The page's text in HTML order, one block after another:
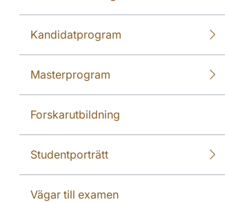
Kandidatprogram
Masterprogram
Forskarutbildning
Studentporträtt
Vägar till examen